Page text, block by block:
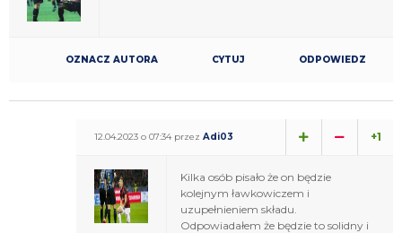
OZNACZ AUTORA CYTUJ ODPOWIEDZ
12.04.2023 o 07:34 przez Adi03 +1
Kilka osób pisało że on będzie
kolejnym ławkowiczem i
uzupełnieniem składu.
Odpowiadałem że będzie to solidny i